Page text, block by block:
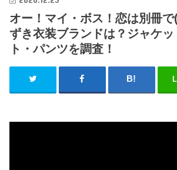
オー！マイ・ボス！恋は別冊
ずき衣装ブランドは？ジャケ
ト・パンツを調査！